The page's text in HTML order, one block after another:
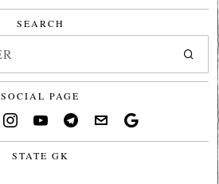
SEARCH
SOCIAL PAGE
STATE GK